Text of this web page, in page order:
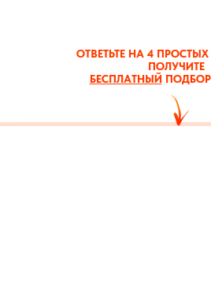
ОТВЕТЬТЕ НА 4
ПОЛУЧИТЕ
БЕСПЛАТНЫЙ